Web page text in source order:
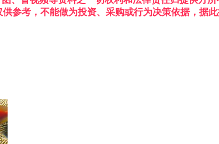
参考，不能做为投资、采购或行为决策依据，据此